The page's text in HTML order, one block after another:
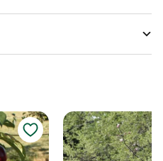
ungefärliga
och alla växter
din växts utseende
och fotona på